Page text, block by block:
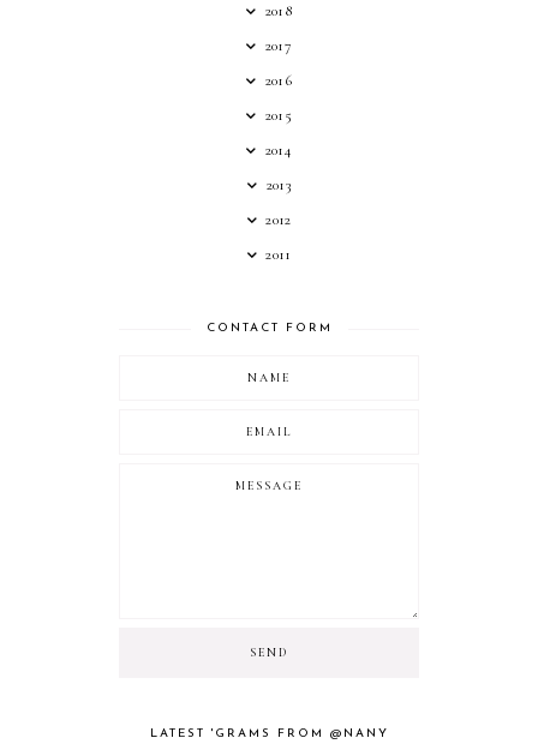
2018
2017
2016
2015
2014
2013
2012
2011
CONTACT FORM
LATEST 'GRAMS FROM @NANY